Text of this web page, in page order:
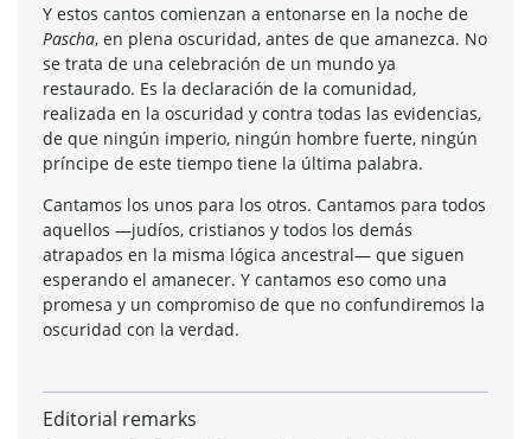
Y estos cantos comienzan a entonarse en la noche de
Pascha, en plena oscuridad, antes de que amanezca. No
se trata de una celebración de un mundo ya
restaurado. Es la declaración de la comunidad,
realizada en la oscuridad y contra todas las evidencias,
de que ningún imperio, ningún hombre fuerte, ningún
príncipe de este tiempo tiene la última palabra.
Cantamos los unos para los otros. Cantamos para todos
aquellos —judíos, cristianos y todos los demás
atrapados en la misma lógica ancestral— que siguen
esperando el amanecer. Y cantamos eso como una
promesa y un compromiso de que no confundiremos la
oscuridad con la verdad.
Editorial remarks